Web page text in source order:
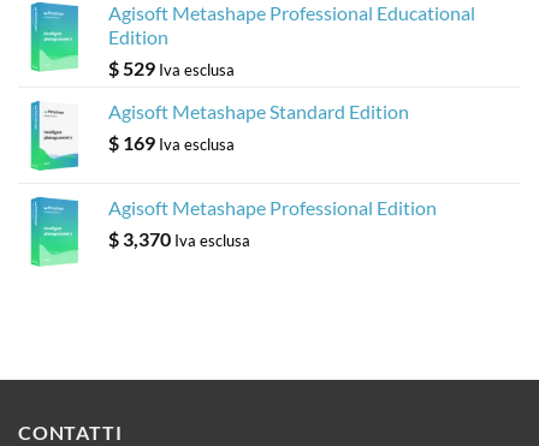
Agisoft Metashape Professional Educational
Edition
$529 Iva esclusa
Agisoft Metashape Standard Edition
$ 169 Iva esclusa
Agisoft Metashape Professional Edition
$ 3,370 Iva esclusa
CONTATTI